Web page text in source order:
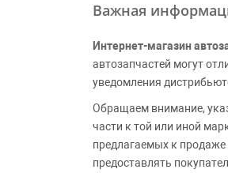
Важная
Интернет-магазин
автозапчастей могут
уведомления
Обращаем внимание,
части к той или иной
предлагаемых к продаже
предоставлять